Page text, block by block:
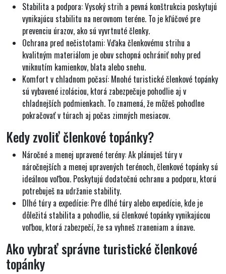
Stabilita a podpora:Vysoký strih a pevná konštrukcia poskytujú
vynikajúcu stabilitu na nerovnom teréne. To je kľúčové pre
prevenciu úrazov, ako sú vyvrtnuté členky.
Ochrana pred nečistotami:Vďaka členkovému strihu a
kvalitným materiálom je obuv schopná ochrániť nohy pred
vniknutím kamienkov, blata alebo snehu.
Komfort v chladnom počasí: Mnohé turistické členkové topánky
sú vybavené izoláciou, ktorá zabezpečuje pohodlie aj v
chladnejších podmienkach. To znamená, že môžeš pohodlne
pokračovať v túrach aj počas zimných mesiacov.
Kedy zvoliť členkové topánky?
Náročné a menej upravené terény: Ak plánuješ túry v
náročnejších a menej upravených terénoch, členkové topánky sú
ideálnou voľbou. Poskytujú dodatočnú ochranu a podporu, ktorú
potrebuješ na udržanie stability.
Dlhé túry a expedície: Pre dlhé túry alebo expedície, kde je
dôležitá stabilita a pohodlie, sú členkové topánky vynikajúcou
voľbou, ktorá zabezpečí, že sa vyhneš zraneniam a únave.
Ako vybrať správne turistické členkové
topánky